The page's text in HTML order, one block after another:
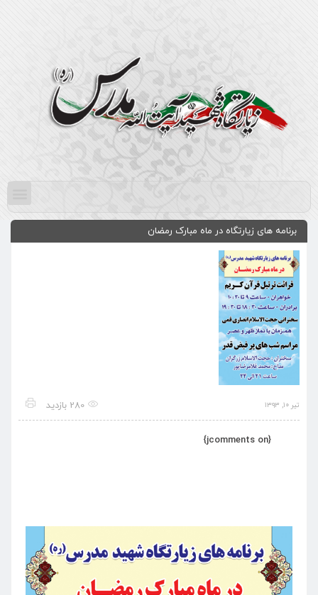
برنامه های زیارتگاه در ماه مبارک رمضان
تیر ۱۰, ۱۳۹۳ 280 بازدید
{jcomments on}